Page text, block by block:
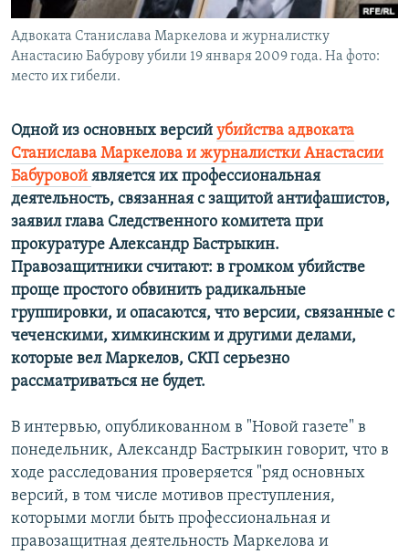
Адвоката Станислава Маркелова и журналистку
Анастасию Бабурову убили 19 января 2009 года. На фото:
место их гибели.
Одной из основных версий убийства адвоката
Станислава Маркелова и журналистки Анастасии
Бабуровой является их профессиональная
деятельность, связанная с защитой антифашистов,
заявил глава Следственного комитета при
прокуратуре Александр Бастрыкин.
Правозащитники считают: в громком убийстве
проще простого обвинить радикальные
группировки, и опасаются, что версии, связанные с
чеченскими, химкинским и другими делами,
которые вел Маркелов, СКП серьезно
рассматриваться не будет.
В интервью, опубликованном в "Новой газете" в
понедельник, Александр Бастрыкин говорит, что в
ходе расследования проверяется "ряд основных
версий, в том числе мотивов преступления,
которыми могли быть профессиональная и
правозащитная деятельность Маркелова и